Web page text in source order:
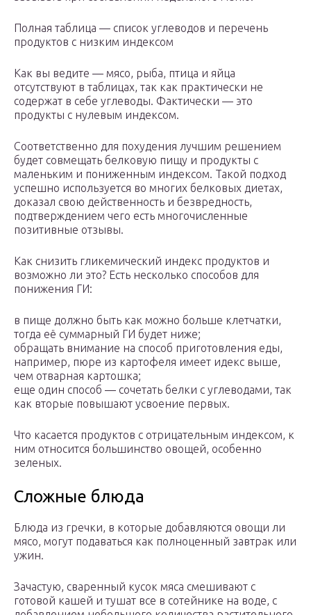
Полная таблица — список углеводов и перечень
продуктов с низким индексом
Как вы ведите — мясо, рыба, птица и яйца
отсутствуют в таблицах, так как практически не
содержат в себе углеводы. Фактически — это
продукты с нулевым индексом.
Соответственно для похудения лучшим решением
будет совмещать белковую пищу и продукты с
маленьким и пониженным индексом. Такой подход
успешно используется во многих белковых диетах,
доказал свою действенность и безвредность,
подтверждением чего есть многочисленные
позитивные отзывы.
Как снизить гликемический индекс продуктов и
возможно ли это? Есть несколько способов для
понижения ГИ:
в пище должно быть как можно больше клетчатки,
тогда её суммарный ГИ будет ниже;
обращать внимание на способ приготовления еды,
например, пюре из картофеля имеет идекс выше,
чем отварная картошка;
еще один способ — сочетать белки с углеводами, так
как вторые повышают усвоение первых.
Что касается продуктов с отрицательным индексом, к
ним относится большинство овощей, особенно
зеленых.
Сложные блюда
Блюда из гречки, в которые добавляются овощи ли
мясо, могут подаваться как полноценный завтрак или
ужин.
Зачастую, сваренный кусок мяса смешивают с
готовой кашей и тушат все в сотейнике на воде, с